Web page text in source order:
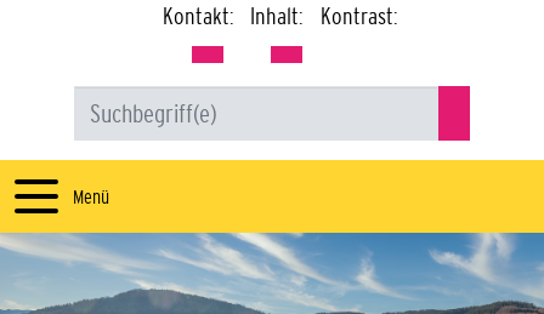
Kontakt: Inhalt: Kontrast:
Menü